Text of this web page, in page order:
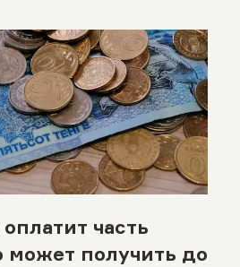
часть
может получить до